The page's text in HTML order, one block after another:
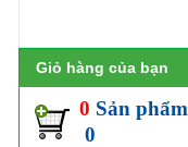
Giỏ hàng của bạn
0 Sản phẩm
0